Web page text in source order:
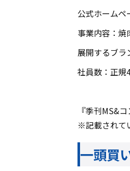
公式ホームペ
事業内容：焼
展開するブラ
社員数：正規
『季刊MS&
※記載されて
一頭買